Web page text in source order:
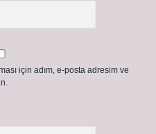
için adım, e-posta adresim ve